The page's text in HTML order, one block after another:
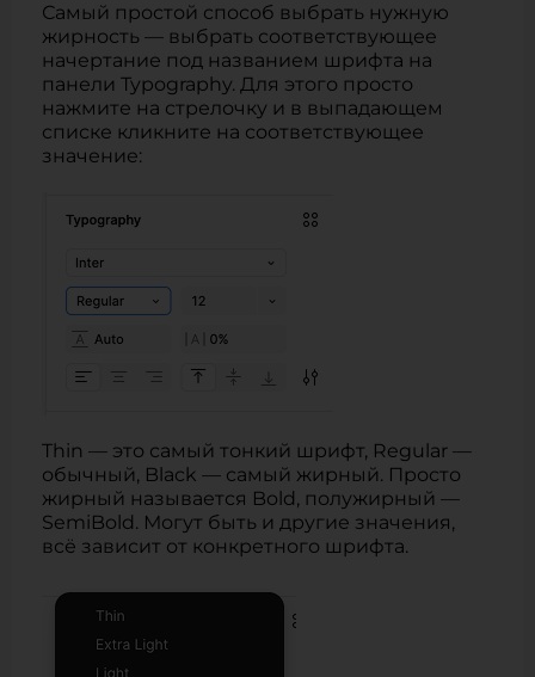
Самый простой способ выбрать нужную
жирность — выбрать соответствующее
начертание под названием шрифта на
панели Typography. Для этого просто
нажмите на стрелочку и в выпадающем
списке кликните на соответствующее
значение:
Thin — это самый тонкий шрифт, Regular —
обычный, Black — самый жирный. Просто
жирный называется Bold, полужирный —
SemiBold. Могут быть и другие значения,
всё зависит от конкретного шрифта.